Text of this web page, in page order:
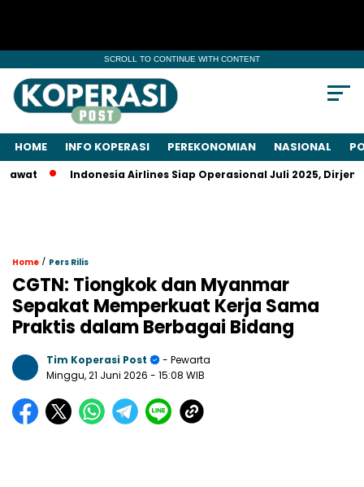
SCROLL TO CONTINUE WITH CONTENT
HOME INFO KOPERASI PEREKONOMIAN NASIONAL
Indonesia Airlines Siap Operasional Juli 2025, Dirjen
Home / Pers Rilis
CGTN: Tiongkok dan Myanmar
Sepakat Memperkuat Kerja Sama
Praktis dalam Berbagai Bidang
Tim Koperasi Post
- Pewarta
Minggu, 21 Juni 2026 - 15:08 WIB